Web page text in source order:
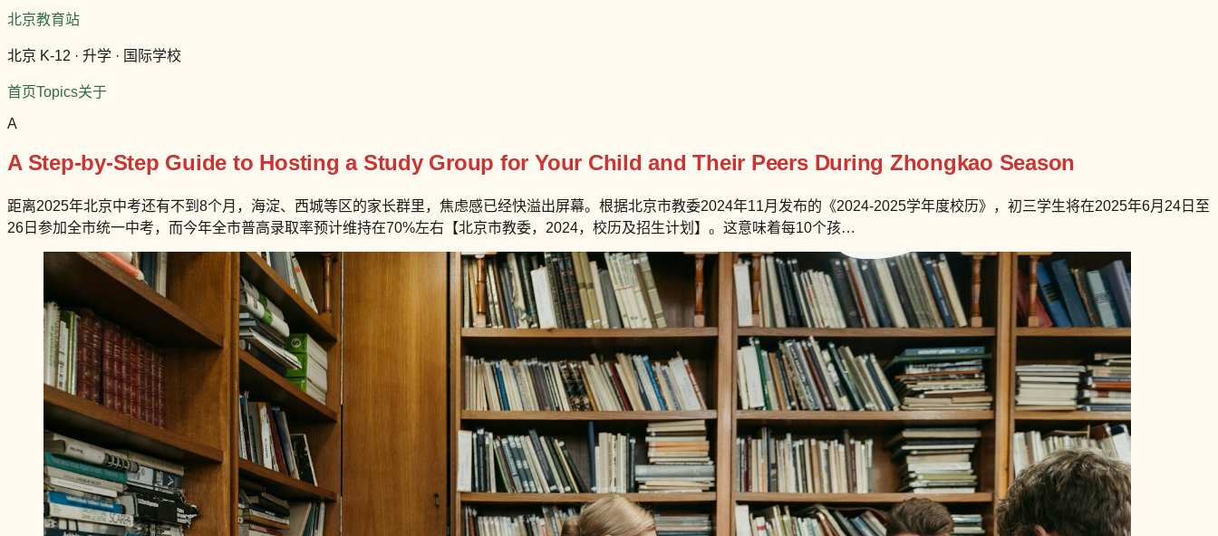
北京教育站
北京 K-12 · 升学 · 国际学校
首页Topics关于
A
A Step-by-Step Guide to Hosting a Study Group for Your Child and Their Peers During Zhongkao Season
距离2025年北京中考还有不到8个月，海淀、西城等区的家长群里，焦虑感已经快溢出屏幕。根据北京市教委2024年11月发布的《2024-2025学年度校历》，初三学生将在2025年6月24日至
26日参加全市统一中考，而今年全市普高录取率预计维持在70%左右【北京市教委，2024，校历及招生计划】。这意味着每10个孩…